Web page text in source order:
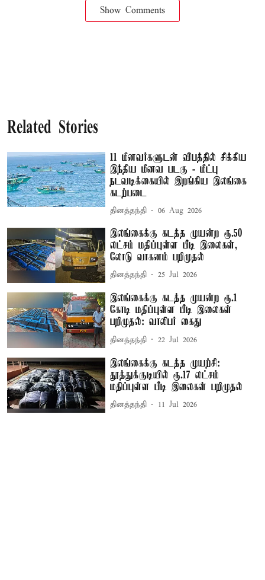
Show Comments
Related Stories
11 மீனவர்களுடன் விபத்தில் சிக்கிய
இந்திய மீனவ படகு - மீட்பு
நடவடிக்கையில் இறங்கிய இலங்கை
கடற்படை
தினத்தந்தி 06 Aug 2026
இலங்கைக்கு கடத்த முயன்ற ரூ.50
லட்சம் மதிப்புள்ள பீடி இலைகள்,
லோடு வாகனம் பறிமுதல்
தினத்தந்தி 25 Jul 2026
இலங்கைக்கு கடத்த முயன்ற ரூ.1
கோடி மதிப்புள்ள பீடி இலைகள்
பறிமுதல்: வாலிபர் கைது
தினத்தந்தி 22 Jul 2026
இலங்கைக்கு கடத்த முயற்சி:
தூத்துக்குடியில் ரூ.17 லட்சம்
மதிப்புள்ள பீடி இலைகள் பறிமுதல்
தினத்தந்தி 11 Jul 2026